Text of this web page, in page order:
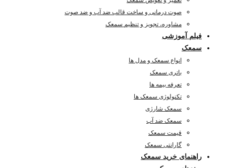
صوت درمانی و ساخت قالب ضد آب و ضد صوت
مشاوره، تجویز و تنظیم سمعک
فیلم آموزشی
سمعک
انواع سمعک و مدل ها
باتری سمعک
تعرفه بیمه ها
تکنولوژی سمعک ها
سمعک شارژی
سمعک ضد آب
قیمت سمعک
گارانتی سمعک
راهنمای خرید سمعک